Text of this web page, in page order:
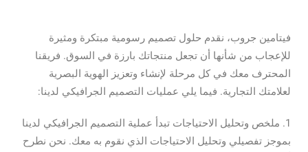
فيتامين جروب، نقدم حلول تصميم رسومية مبتكرة ومثيرة
للإعجاب من شأنها أن تجعل منتجاتك بارزة في السوق. فريقنا
المحترف معك في كل مرحلة لإنشاء وتعزيز الهوية البصرية
لعلامتك التجارية. فيما يلي عمليات التصميم الجرافيكي لدينا:
1. ملخص وتحليل الاحتياجات تبدأ عملية التصميم الجرافيكي لدينا
بموجز تفصيلي وتحليل الاحتياجات الذي نقوم به معك. نحن نطرح